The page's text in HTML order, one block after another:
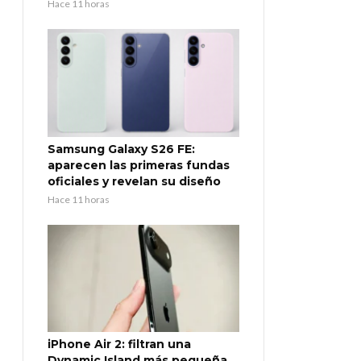
Hace 11 horas
Samsung Galaxy S26 FE:
aparecen las primeras fundas
oficiales y revelan su diseño
Hace 11 horas
iPhone Air 2: filtran una